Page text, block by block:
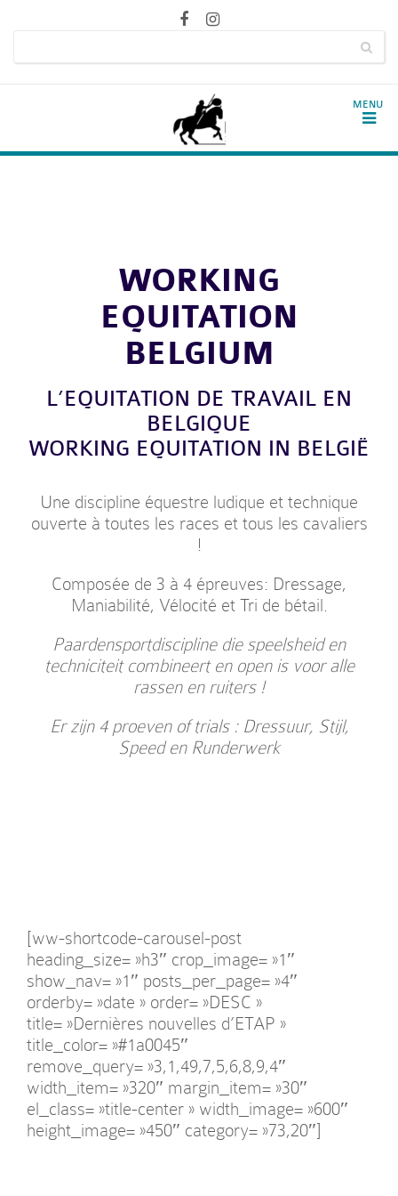
WORKING
EQUITATION
BELGIUM
L’EQUITATION DE TRAVAIL EN
BELGIQUE
WORKING EQUITATION IN BELGIË
Une discipline équestre ludique et technique
ouverte à toutes les races et tous les cavaliers
!
Composée de 3 à 4 épreuves: Dressage,
Maniabilité, Vélocité et Tri de bétail.
Paardensportdiscipline die speelsheid en
techniciteit combineert en open is voor alle
rassen en ruiters !
Er zijn 4 proeven of trials : Dressuur, Stijl,
Speed en Runderwerk
[ww-shortcode-carousel-post
heading_size= »h3″ crop_image= »1″
show_nav= »1″ posts_per_page= »4″
orderby= »date » order= »DESC »
title= »Dernières nouvelles d’ETAP »
title_color= »#1a0045″
remove_query= »3,1,49,7,5,6,8,9,4″
width_item= »320″ margin_item= »30″
el_class= »title-center » width_image= »600″
height_image= »450″ category= »73,20″]